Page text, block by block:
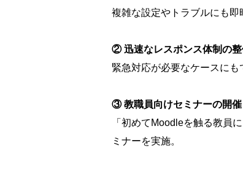
複雑な設定やトラブルにも即
② 迅速なレスポンス体制の
緊急対応が必要なケースにも
③ 教職員向けセミナーの開
「初めてMoodleを触る教員
ミナーを実施。